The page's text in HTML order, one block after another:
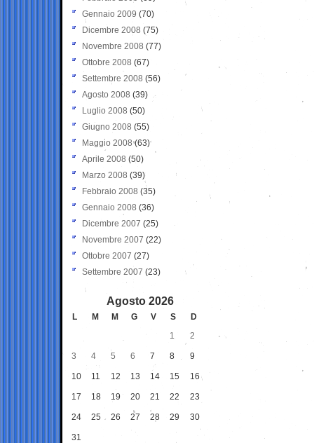
Gennaio 2009 (70)
Dicembre 2008 (75)
Novembre 2008 (77)
Ottobre 2008 (67)
Settembre 2008 (56)
Agosto 2008 (39)
Luglio 2008 (50)
Giugno 2008 (55)
Maggio 2008(63)
Aprile 2008 (50)
Marzo 2008 (39)
Febbraio 2008 (35)
Gennaio 2008 (36)
Dicembre 2007 (25)
Novembre 2007 (22)
Ottobre 2007 (27)
Settembre 2007 (23)
Agosto 2026
L M M G V S
D
1
2
3 4 5 6 7 8 9
10 11 12 13 14 15 16
17 18 19 20 21 22 23
24 25 26 27 28 29 30
31